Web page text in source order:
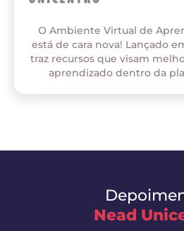
O Ambiente Virtual de
está de cara nova! Lançado
traz recursos que visam
aprendizado dentro da
Nead